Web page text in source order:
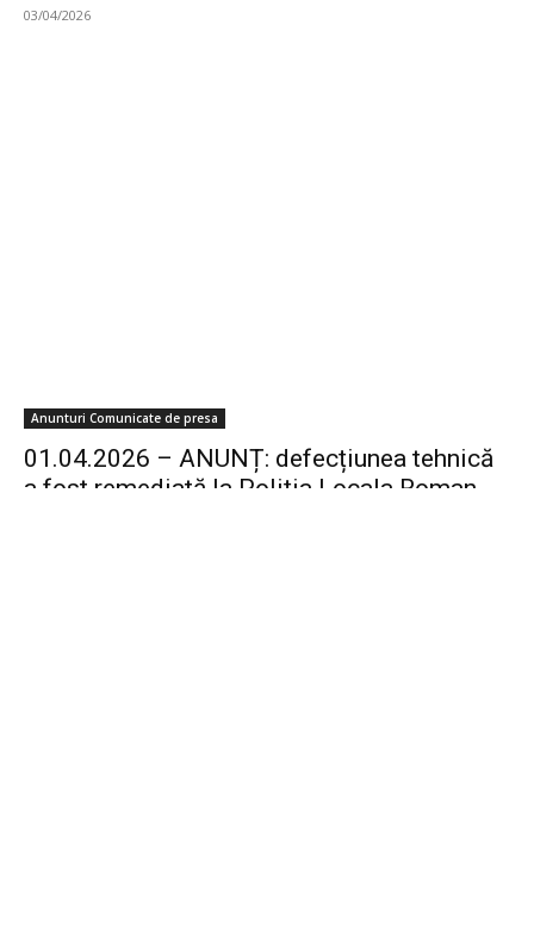
03/04/2026
Anunturi Comunicate de presa
01.04.2026 – ANUNȚ: defecțiunea tehnică
a fost remediată la Poliția Locala Roman